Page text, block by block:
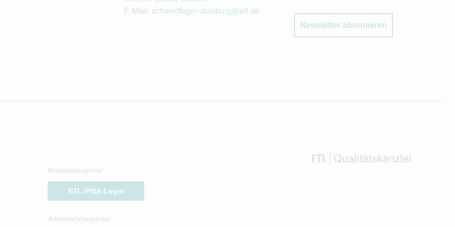
E-Mail: schwertfeger-duisburg@etl.de
Newsletter abonnieren
Mandantenportal
ETL-PISA-Login
Arbeitnehmerportal